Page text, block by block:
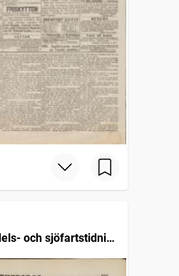
och sjöfartstidning